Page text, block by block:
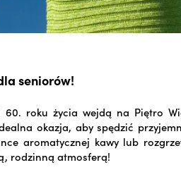
seniorów!
60. roku życia wejdą na Piętro
okazja, aby spędzić
aromatycznej kawy lub
rodzinną atmosferą!